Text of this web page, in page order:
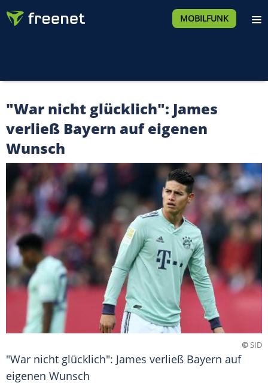
MOBILFUNK
"War nicht glücklich": James
verließ Bayern auf eigenen
Wunsch
©SID
"War nicht glücklich": James verließ Bayern auf
eigenen Wunsch